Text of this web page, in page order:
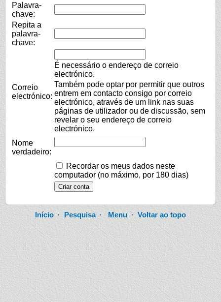
Palavra-
chave:
Repita a
palavra-
chave:
Correio
electrónico:
É necessário o endereço de correio
electrónico.
Também pode optar por permitir que outros
entrem em contacto consigo por correio
electrónico, através de um link nas suas
páginas de utilizador ou de discussão, sem
revelar o seu endereço de correio
electrónico.
Nome
verdadeiro:
Recordar os meus dados neste
computador (no máximo, por 180 dias)
Início·Pesquisa· Menu· Voltar ao topo